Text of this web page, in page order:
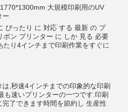
大規模印刷用のUV
ー
ぴったり に 対応 する 最新 の プ
ボン プリンター に しか 見る 必要
り4インチまで印刷作業をすぐに
,秒速4インチまでの印象的な印刷
も速いプリンターの一つです.印刷
了できます時間を節約し 生産性